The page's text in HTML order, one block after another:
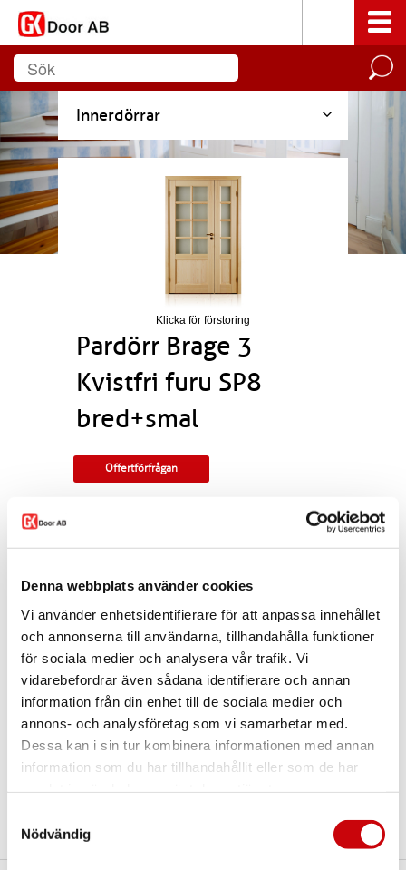
Denna webbplats använder cookies
Vi använder enhetsidentifierare för att anpassa innehållet
och annonserna till användarna, tillhandahålla funktioner
för sociala medier och analysera vår trafik. Vi
vidarebefordrar även sådana identifierare och annan
information från din enhet till de sociala medier och
annons- och analysföretag som vi samarbetar med.
Dessa kan i sin tur kombinera informationen med annan
information som du har tillhandahållit eller som de har
Nödvändig
Innerdörrar
Klicka för förstoring
Pardörr Brage 3
Kvistfri furu SP8
bred+smal
Offertförfrågan
slutbleck och kantregel. Kan modifieras till
gammal standard, tappbärande gångjärn, valfri
kulör, egna idéer. Modellen finns som enkeldörr,
pardörr i lika eller olika delning, skjutdörr samt
parskjutdörr.
I offertförfrågan väljer dumått, ytbehandling,
glastyp, karmsamttrycke.
Kontakta oss via eller
några funderingar eller särskilda önskemål.